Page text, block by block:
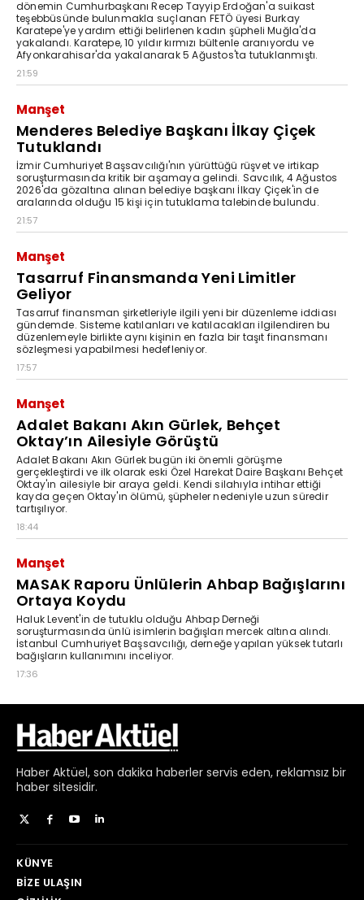
Haber Aktüel, son dakika haberler servis eden, reklamsız bir
haber sitesidir.
KÜNYE
BIZE ULAŞIN